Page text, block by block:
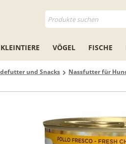
KLEINTIERE VÖGEL FISCHE
und Snacks Nassfutter für